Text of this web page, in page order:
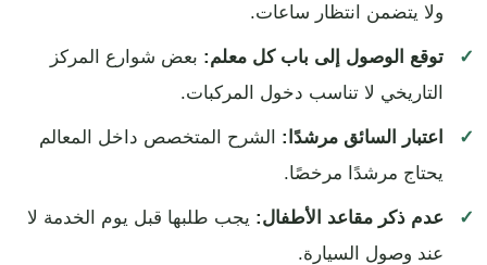
ولا يتضمن انتظار ساعات.
توقع الوصول إلى باب كل معلم: بعض شوارع المركز
التاريخي لا تناسب دخول المركبات.
اعتبار السائق مرشدًا: الشرح المتخصص داخل المعالم
يحتاج مرشدًا مرخصًا.
عدم ذكر مقاعد الأطفال: يجب طلبها قبل يوم الخدمة لا
عند وصول السيارة.